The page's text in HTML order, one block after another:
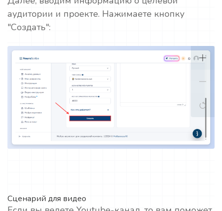
аудитории и проекте. Нажимаете кнопку
"Создать":
Сценарий для видео